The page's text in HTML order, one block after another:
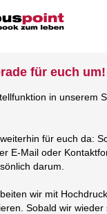
für euch um!
in unserem
für euch da:
E-Mail oder
darum.
wir mit
Sobald wir